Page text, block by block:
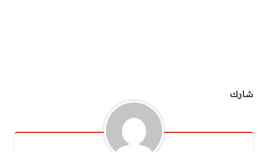
شارك